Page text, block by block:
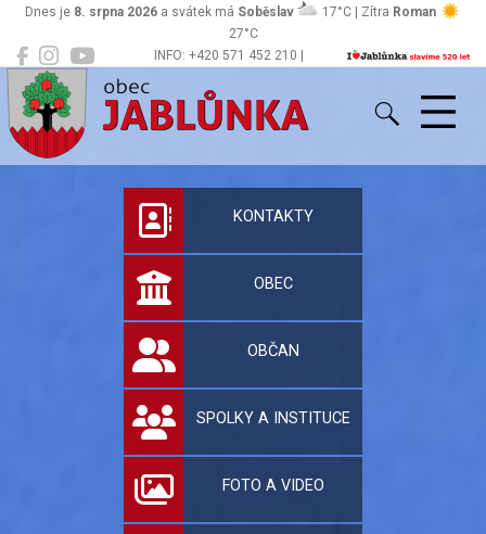
INFO: +420 571 452 210 |
Dnes je 8. srpna 2026 a svátek má Soběslav 17°C | Zítra Roman
27°C
Jablůnka
Oficiální stránky
KONTAKTY
OBEC
OBČAN
SPOLKY A INSTITUCE
FOTO A VIDEO